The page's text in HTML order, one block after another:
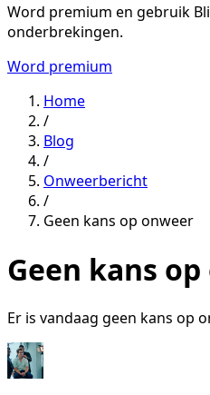
Word premium en gebruik
onderbrekingen.
Word premium
Home
/
Blog
/
Onweerbericht
/
Geen kans op onweer
Geen kans
Er is vandaag geen kans op